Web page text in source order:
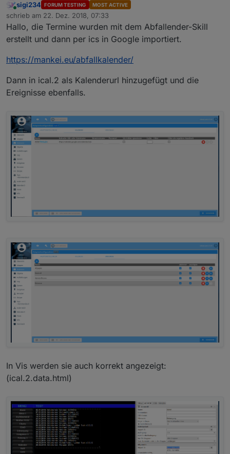
Online
sigi234 FORUM TESTING MOST ACTIVE
schrieb am 22. Dez. 2018, 07:33
zuletzt editiert von
Hallo, die Termine wurden mit dem Abfallender-Skill
erstellt und dann per ics in Google importiert.
https://mankei.eu/abfallkalender/
Dann in ical.2 als Kalenderurl hinzugefügt und die
Ereignisse ebenfalls.
In Vis werden sie auch korrekt angezeigt:
(ical.2.data.html)